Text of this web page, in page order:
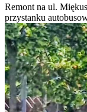
Remont na ul.
przystanku